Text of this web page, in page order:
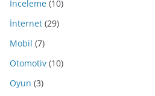
İnceleme (10)
İnternet (29)
Mobil (7)
Otomotiv (10)
Oyun (3)